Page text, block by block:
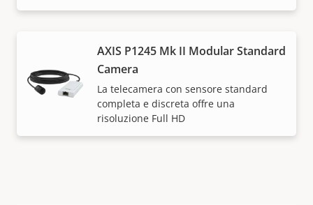
AXIS P1245 Mk II Modular Standard
Camera
La telecamera con sensore standard
completa e discreta offre una
risoluzione Full HD